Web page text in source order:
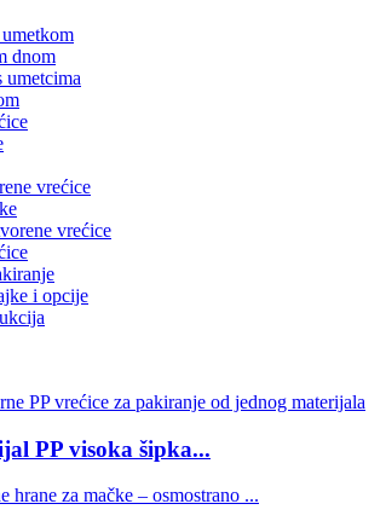
dnom
umetcima
vrećice
vrećice
i opcije
PP visoka šipka...